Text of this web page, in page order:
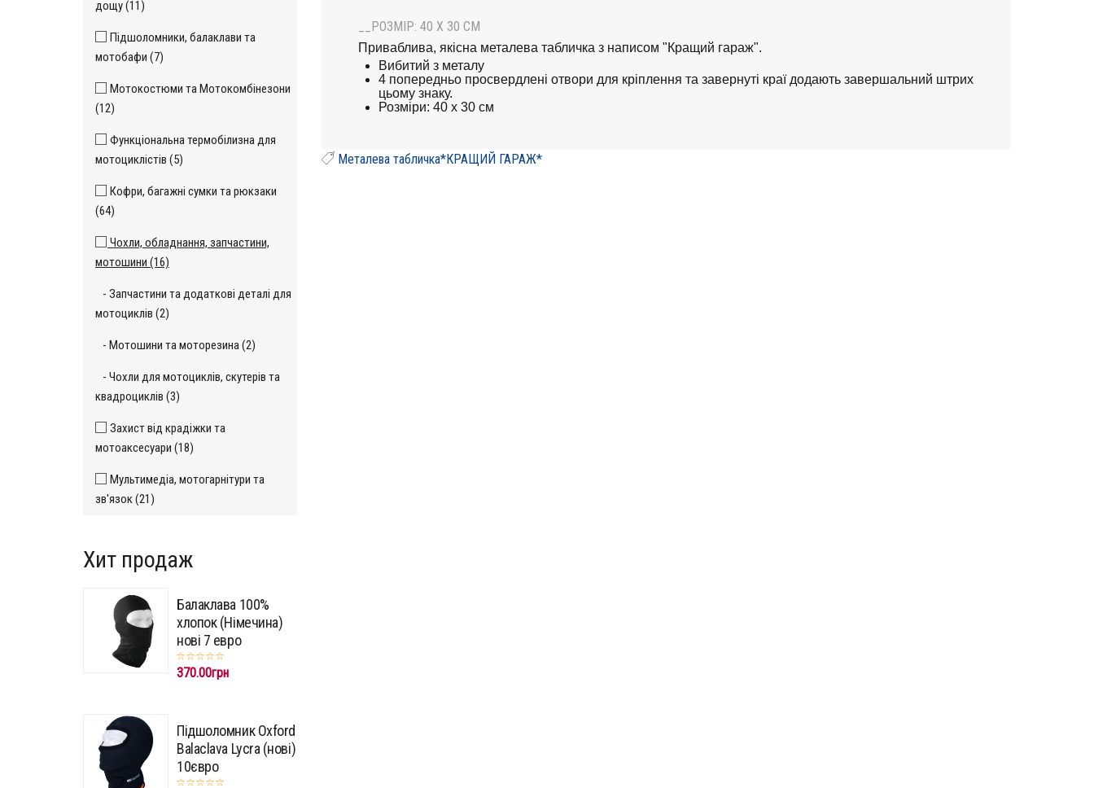
дощу (11)
Підшоломники, балаклави та
мотобафи (7)
Мотокостюми та Мотокомбінезони
(12)
Функціональна термобілизна для
мотоциклістів (5)
Кофри, багажні сумки та рюкзаки
(64)
Чохли, обладнання, запчастини,
мотошини (16)
- Запчастини та додаткові деталі для
мотоциклів (2)
- Мотошини та моторезина (2)
- Чохли для мотоциклів, скутерів та
квадроциклів (3)
Захист від крадіжки та
мотоаксесуари (18)
Мультимедіа, мотогарнітури та
зв'язок (21)
Хит продаж
Балаклава 100%
хлопок (Німечина)
нові 7 евро
370.00грн
Підшоломник Oxford
Balaclava Lycra (нові)
10євро
__РОЗМІР: 40 Х 30 СМ
Приваблива, якісна металева табличка з написом "Кращий гараж".
Вибитий з металу
4 попередньо просвердлені отвори для кріплення та завернуті краї додають завершальний штрих
цьому знаку.
Розміри: 40 х 30 см
Металева табличка*КРАЩИЙ ГАРАЖ*